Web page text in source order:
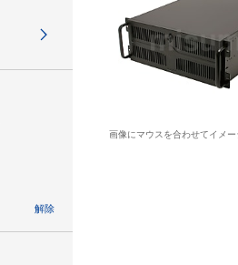
解除
画像にマウスを合わせてイメー